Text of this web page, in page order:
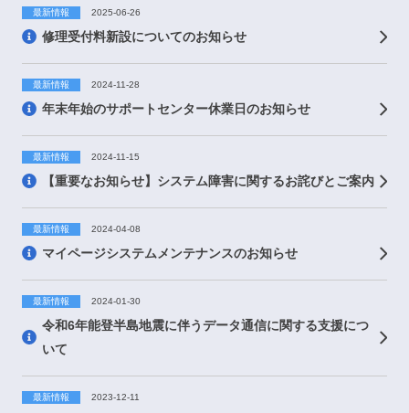
最新情報 2025-06-26
修理受付料新設についてのお知らせ
最新情報 2024-11-28
年末年始のサポートセンター休業日のお知らせ
最新情報 2024-11-15
【重要なお知らせ】システム障害に関するお詫びとご案内
最新情報 2024-04-08
マイページシステムメンテナンスのお知らせ
最新情報 2024-01-30
令和6年能登半島地震に伴うデータ通信に関する支援につ
いて
最新情報 2023-12-11